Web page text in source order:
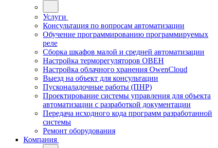
Услуги
Консультация по вопросам автоматизации
Обучение программированию программируемых
реле
Сборка шкафов малой и средней автоматизации
Настройка терморегуляторов ОВЕН
Настройка облачного хранения OwenCloud
Выезд на объект для консультации
Пусконаладочные работы (ПНР)
Проектирование системы управления для объекта
автоматизации с разработкой документации
Передача исходного кода программ разработанной
системы
Ремонт оборудования
Компания